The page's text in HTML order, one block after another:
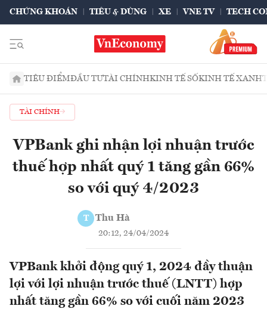
CHỨNG KHOÁN TIÊU & DÙNG XE VNE TV TECH
TIÊU ĐIỂMĐẦU TƯTÀI CHÍNHKINH TẾ SỐKINH TẾ XANH
TÀI CHÍNH
VPBank ghi nhận lợi nhuận trước
thuế hợp nhất quý 1 tăng gần 66%
so với quý 4/2023
T Thu Hà
20:12, 24/04/2024
VPBank khởi động quý 1, 2024 đầy thuận
lợi với lợi nhuận trước thuế (LNTT) hợp
nhất tăng gần 66% so với cuối năm 2023